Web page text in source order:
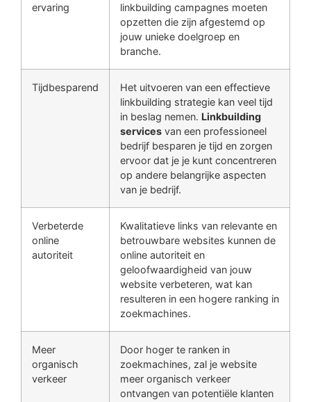
ervaring
linkbuilding campagnes moeten
opzetten die zijn afgestemd op
jouw unieke doelgroep en
branche.
Tijdbesparend
Het uitvoeren van een effectieve
linkbuilding strategie kan veel tijd
in beslag nemen. Linkbuilding
services van een professioneel
bedrijf besparen je tijd en zorgen
ervoor dat je je kunt concentreren
op andere belangrijke aspecten
van je bedrijf.
Verbeterde
online
autoriteit
Kwalitatieve links van relevante en
betrouwbare websites kunnen de
online autoriteit en
geloofwaardigheid van jouw
website verbeteren, wat kan
resulteren in een hogere ranking in
zoekmachines.
Meer
organisch
verkeer
Door hoger te ranken in
zoekmachines, zal je website
meer organisch verkeer
ontvangen van potentiële klanten